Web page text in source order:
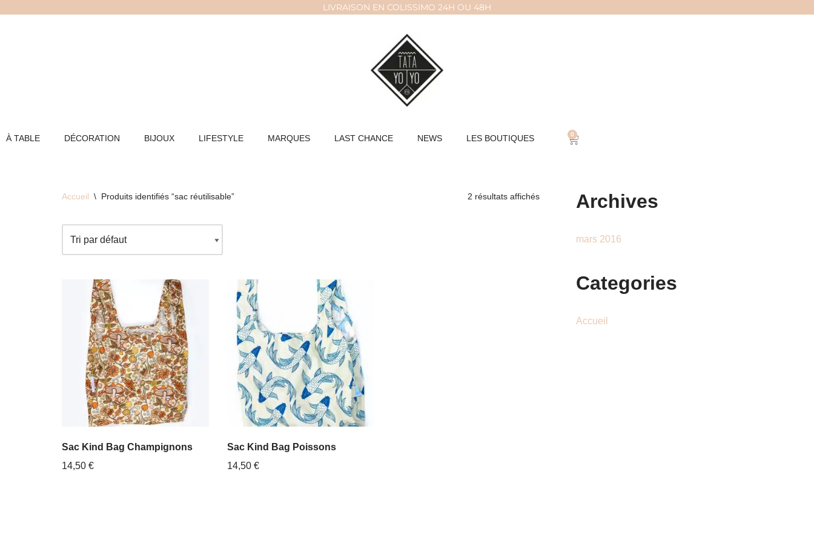
LIVRAISON EN COLISSIMO 24H OU 48H
À TABLE DÉCORATION BIJOUX LIFESTYLE MARQUES LAST CHANCE NEWS LES BOUTIQUES 0
Accueil \ Produits identifiés “sac réutilisable” 2 résultats affichés
Sac Kind Bag Champignons
14,50 €
Sac Kind Bag Poissons
14,50 €
Archives
mars 2016
Categories
Accueil